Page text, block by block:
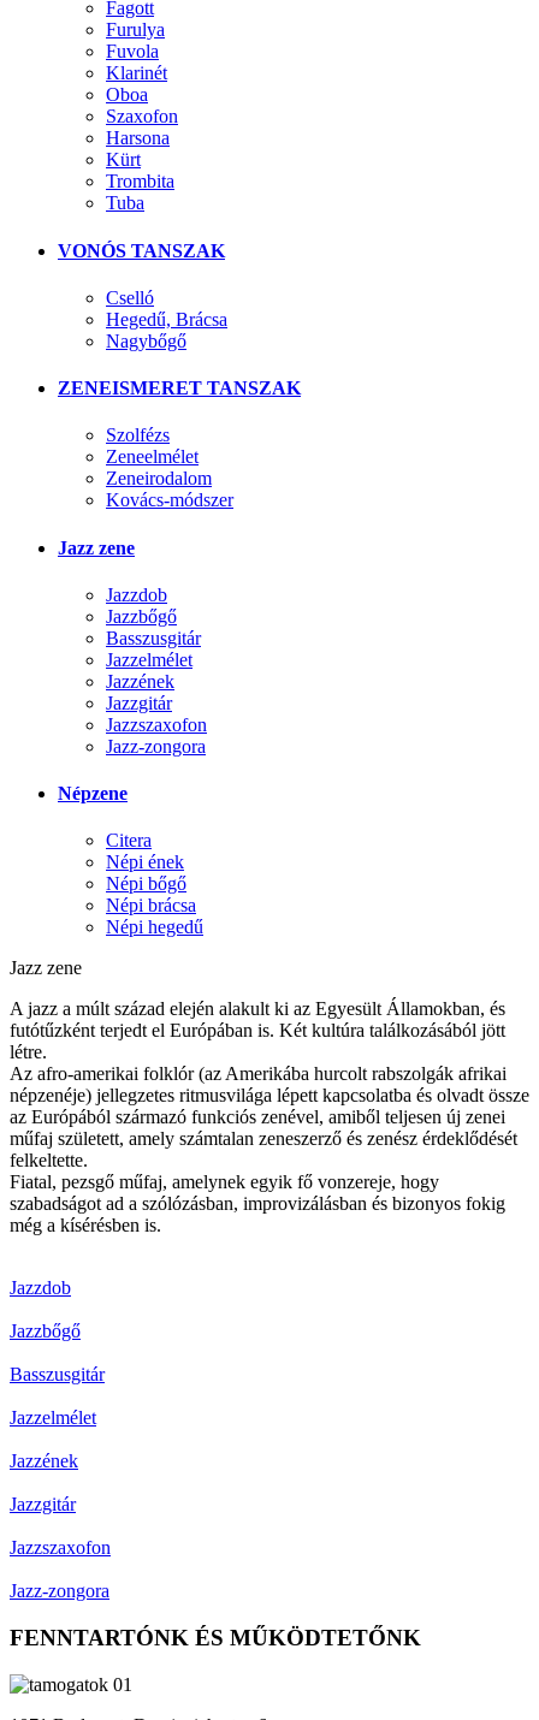
Fagott
Furulya
Fuvola
Klarinét
Oboa
Szaxofon
Harsona
Kürt
Trombita
Tuba
VONÓS TANSZAK
Cselló
Hegedű, Brácsa
Nagybőgő
ZENEISMERET TANSZAK
Szolfézs
Zeneelmélet
Zeneirodalom
Kovács-módszer
Jazz zene
Jazzdob
Jazzbőgő
Basszusgitár
Jazzelmélet
Jazzének
Jazzgitár
Jazzszaxofon
Jazz-zongora
Népzene
Citera
Népi ének
Népi bőgő
Népi brácsa
Népi hegedű
Jazz zene
A jazz a múlt század elején alakult ki az Egyesült Államokban, és
futótűzként terjedt el Európában is. Két kultúra találkozásából jött
létre.
Az afro-amerikai folklór (az Amerikába hurcolt rabszolgák afrikai
népzenéje) jellegzetes ritmusvilága lépett kapcsolatba és olvadt össze
az Európából származó funkciós zenével, amiből teljesen új zenei
műfaj született, amely számtalan zeneszerző és zenész érdeklődését
felkeltette.
Fiatal, pezsgő műfaj, amelynek egyik fő vonzereje, hogy
szabadságot ad a szólózásban, improvizálásban és bizonyos fokig
még a kísérésben is.
Jazzdob
Jazzbőgő
Basszusgitár
Jazzelmélet
Jazzének
Jazzgitár
Jazzszaxofon
Jazz-zongora
FENNTARTÓNK ÉS MŰKÖDTETŐNK